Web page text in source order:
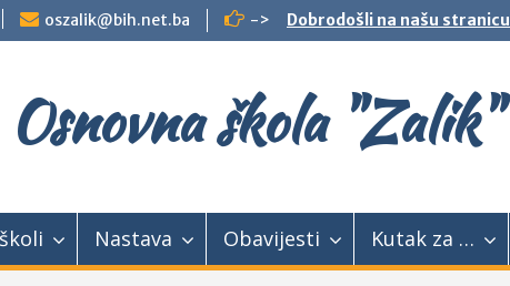
oszalik@bih.net.ba -> Dobrodošli na našu stranicu
Osnovna škola "Zalik"
Nastava Obavijesti Kutak za …